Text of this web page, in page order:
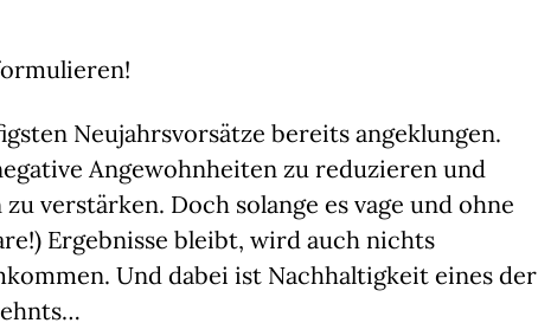
Neujahrsvorsätze bereits angeklungen.
Angewohnheiten zu reduzieren und
verstärken. Doch solange es vage und ohne
Ergebnisse bleibt, wird auch nichts
Und dabei ist Nachhaltigkeit eines der